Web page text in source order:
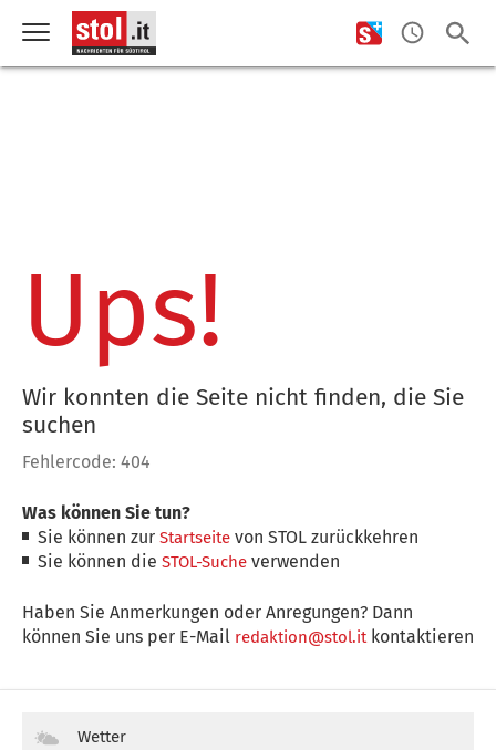
Ups!
Wir konnten die Seite nicht finden, die Sie
suchen
Fehlercode: 404
Was können Sie tun?
Sie können zurStartseite von STOL zurückkehren
Sie können dieSTOL-Suche verwenden
Haben Sie Anmerkungen oder Anregungen? Dann
können Sie uns per E-Mail redaktion@stol.itkontaktieren
Wetter